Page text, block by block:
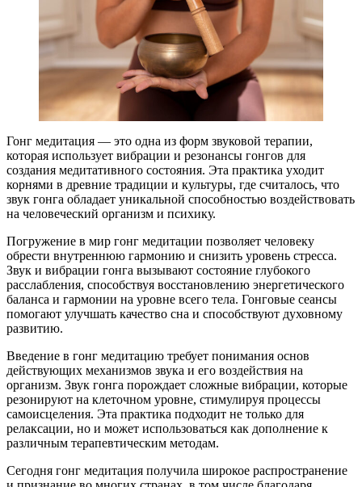
Гонг медитация — это одна из форм звуковой терапии,
которая использует вибрации и резонансы гонгов для
создания медитативного состояния. Эта практика уходит
корнями в древние традиции и культуры, где считалось, что
звук гонга обладает уникальной способностью воздействовать
на человеческий организм и психику.
Погружение в мир гонг медитации позволяет человеку
обрести внутреннюю гармонию и снизить уровень стресса.
Звук и вибрации гонга вызывают состояние глубокого
расслабления, способствуя восстановлению энергетического
баланса и гармонии на уровне всего тела. Гонговые сеансы
помогают улучшать качество сна и способствуют духовному
развитию.
Введение в гонг медитацию требует понимания основ
действующих механизмов звука и его воздействия на
организм. Звук гонга порождает сложные вибрации, которые
резонируют на клеточном уровне, стимулируя процессы
самоисцеления. Эта практика подходит не только для
релаксации, но и может использоваться как дополнение к
различным терапевтическим методам.
Сегодня гонг медитация получила широкое распространение